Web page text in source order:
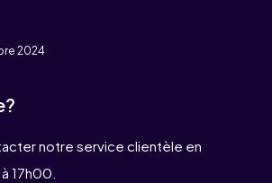
2024
notre service clientèle en
17h00.